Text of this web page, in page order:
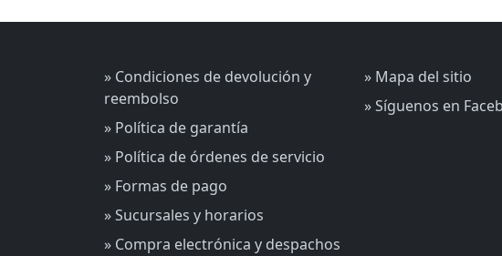
» Condiciones de devolución y
reembolso
» Política de garantía
» Política de órdenes de servicio
» Formas de pago
» Sucursales y horarios
» Compra electrónica y despachos
» Mapa del sitio
» Síguenos en